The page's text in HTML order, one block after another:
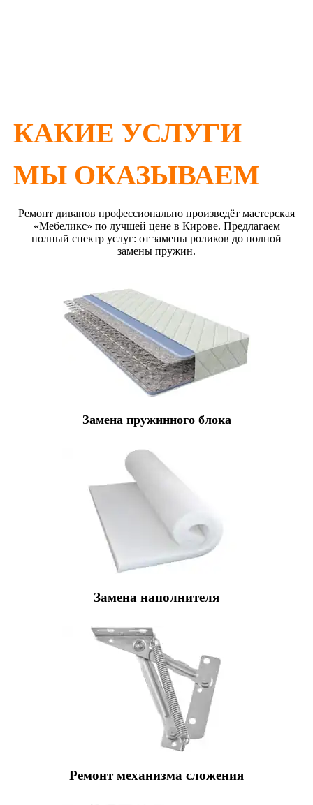
КАКИЕ УСЛУГИ
МЫ ОКАЗЫВАЕМ
Ремонт диванов профессионально произведёт мастерская
«Мебеликс» по лучшей цене в Кирове. Предлагаем
полный спектр услуг: от замены роликов до полной
замены пружин.
Замена пружинного блока
Замена наполнителя
Ремонт механизма сложения